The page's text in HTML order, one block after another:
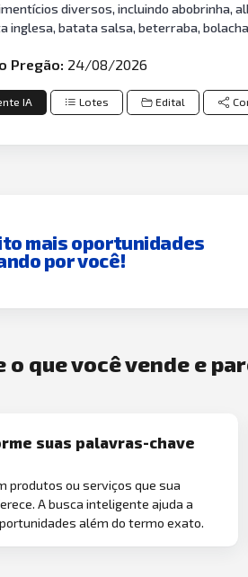
diversos, incluindo abobrinha,
inglesa, batata salsa, beterraba,
Pregão: 24/08/2026
IA Lotes Edital
mais oportunidades
por você!
o que você vende e
suas palavras-chave
produtos ou serviços que sua
A busca inteligente ajuda a
além do termo exato.